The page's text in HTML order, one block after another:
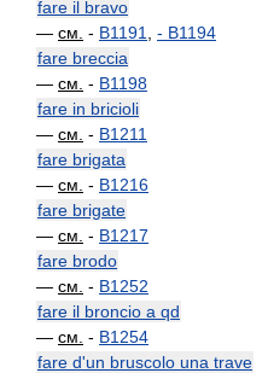
fare il bravo
— см. - B1191 - B1194
fare breccia
— см. - B1198
fare in bricioli
— см. - B1211
fare brigata
— см. - B1216
fare brigate
— см. - B1217
fare brodo
— см. - B1252
fare il broncio a qd
— см. - B1254
fare d'un bruscolo una trave